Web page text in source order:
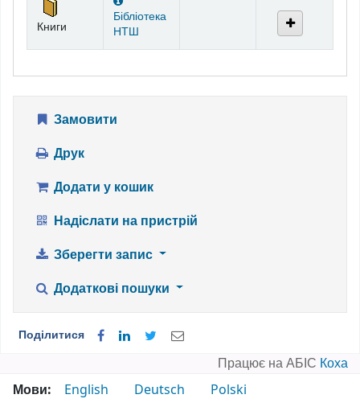
Книги
Бібліотека
НТШ
Замовити
Друк
Додати у кошик
Надіслати на пристрій
Зберегти запис
Додаткові пошуки
Поділитися
Працює на АБІС Коха
Мови:
English Deutsch Polski